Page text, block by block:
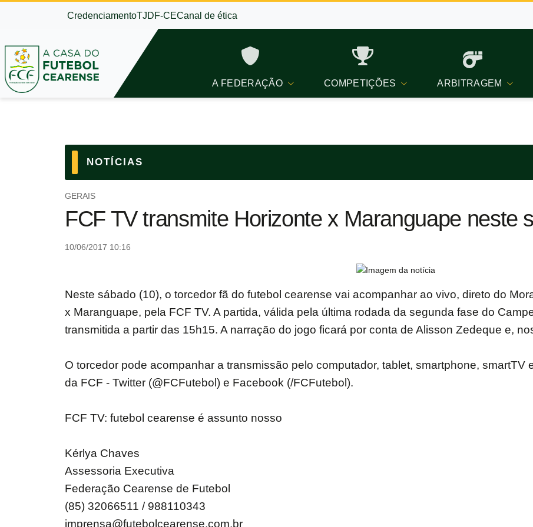
CredenciamentoTJDF-CECanal de ética
A FEDERAÇÃO COMPETIÇÕES ARBITRAGEM
NOTÍCIAS
GERAIS
FCF TV transmite Horizonte x Maranguape neste
10/06/2017 10:16
Neste sábado (10), o torcedor fã do futebol cearense vai acompanhar ao vivo, direto do
x Maranguape, pela FCF TV. A partida, válida pela última rodada da segunda fase do
transmitida a partir das 15h15. A narração do jogo ficará por conta de Alisson Zedeque e,
O torcedor pode acompanhar a transmissão pelo computador, tablet, smartphone, smartTV
da FCF - Twitter (@FCFutebol) e Facebook (/FCFutebol).
FCF TV: futebol cearense é assunto nosso
Kérlya Chaves
Assessoria Executiva
Federação Cearense de Futebol
(85) 32066511 / 988110343
imprensa@futebolcearense.com.br